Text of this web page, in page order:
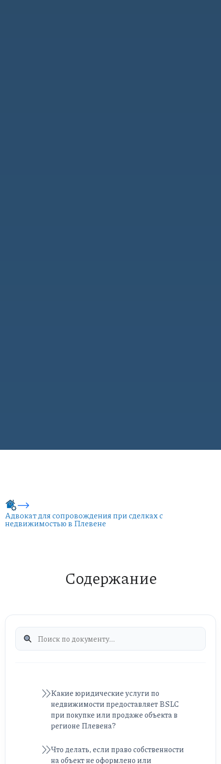
Адвокат для сопровождения при сделках с
недвижимостью в Плевене
Содержание
Какие юридические услуги по
недвижимости предоставляет BSLC
при покупке или продаже объекта в
регионе Плевена?
Что делать, если право собственности
на объект не оформлено или